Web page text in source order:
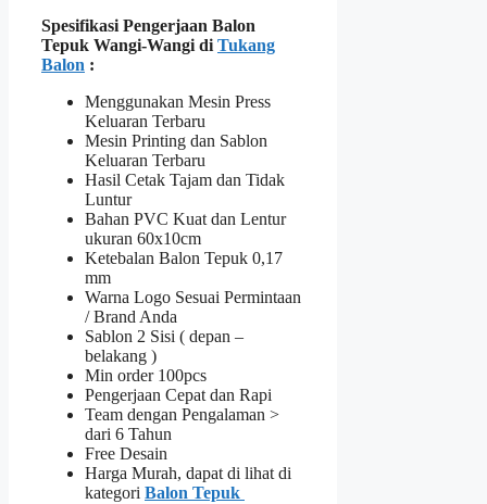
Spesifikasi Pengerjaan Balon
Tepuk Wangi-Wangi di Tukang
Balon :
Menggunakan Mesin Press
Keluaran Terbaru
Mesin Printing dan Sablon
Keluaran Terbaru
Hasil Cetak Tajam dan Tidak
Luntur
Bahan PVC Kuat dan Lentur
ukuran 60x10cm
Ketebalan Balon Tepuk 0,17
mm
Warna Logo Sesuai Permintaan
/ Brand Anda
Sablon 2 Sisi ( depan –
belakang )
Min order 100pcs
Pengerjaan Cepat dan Rapi
Team dengan Pengalaman >
dari 6 Tahun
Free Desain
Harga Murah, dapat di lihat di
kategori Balon Tepuk